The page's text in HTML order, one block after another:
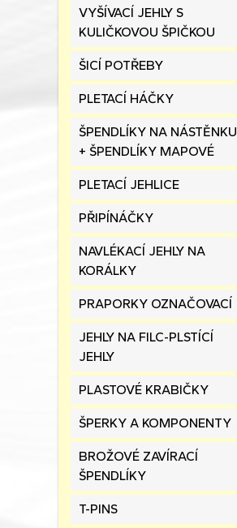
VYŠÍVACÍ JEHLY S
KULIČKOVOU ŠPIČKOU
ŠICÍ POTŘEBY
PLETACÍ HÁČKY
ŠPENDLÍKY NA NÁSTĚNKU
+ ŠPENDLÍKY MAPOVÉ
PLETACÍ JEHLICE
PŘIPÍNÁČKY
NAVLÉKACÍ JEHLY NA
KORÁLKY
PRAPORKY OZNAČOVACÍ
JEHLY NA FILC-PLSTÍCÍ
JEHLY
PLASTOVÉ KRABIČKY
ŠPERKY A KOMPONENTY
BROŽOVÉ ZAVÍRACÍ
ŠPENDLÍKY
T-PINS